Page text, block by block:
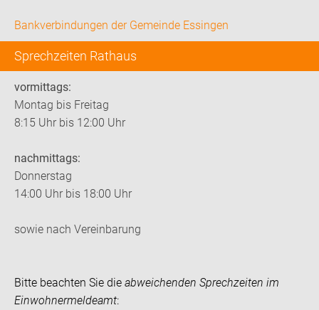
Bankverbindungen der Gemeinde Essingen
Sprechzeiten Rathaus
vormittags:
Montag bis Freitag
8:15 Uhr bis 12:00 Uhr
nachmittags:
Donnerstag
14:00 Uhr bis 18:00 Uhr
sowie nach Vereinbarung
Bitte beachten Sie die abweichenden Sprechzeiten im
Einwohnermeldeamt: